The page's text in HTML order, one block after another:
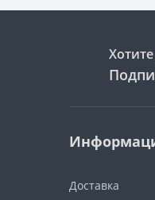
Доставка